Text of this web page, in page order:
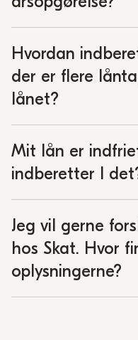
Hvordan
der er flere
lånet?
Mit lån er
indberetter I
Jeg vil gerne
hos Skat. Hvor
oplysningerne?